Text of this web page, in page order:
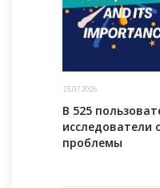
23.07.2026
В 525
исследователи
проблемы